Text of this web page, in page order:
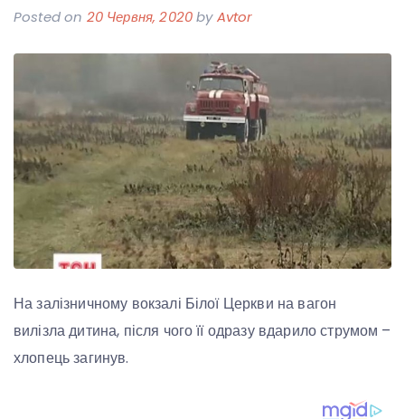
Posted on 20 Червня, 2020byAvtor
На залізничному вокзалі Білої Церкви на вагон
вилізла дитина, після чого її одразу вдарило струмом –
хлопець загинув.